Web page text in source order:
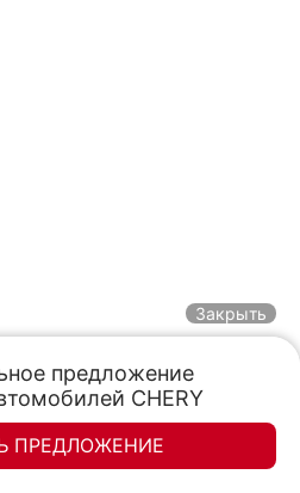
Закрыть
предложение
CHERY
ПРЕДЛОЖЕНИЕ